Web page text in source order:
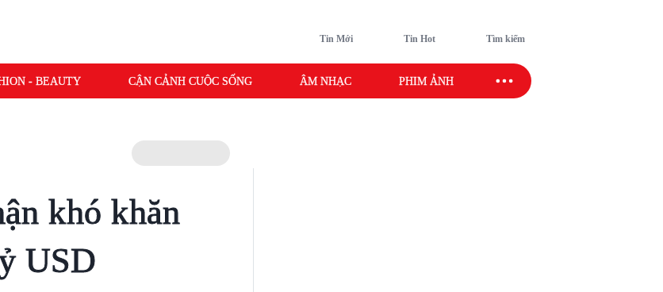
Tin Mới Tin Hot Tìm kiếm
- BEAUTY CẬN CẢNH CUỘC SỐNG ÂM NHẠC PHIM ẢNH SAO SPORT
khó khăn
USD